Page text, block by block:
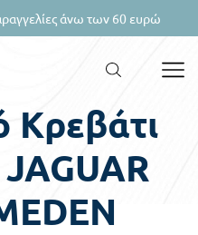
άνω των 60 ευρώ
Κρεβάτι